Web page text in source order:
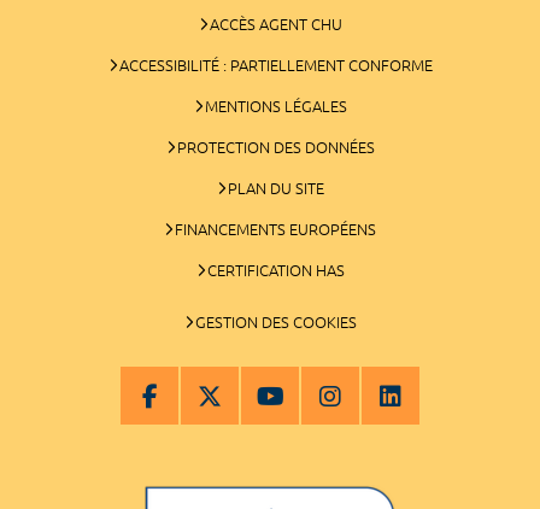
ACCÈS AGENT CHU
ACCESSIBILITÉ : PARTIELLEMENT CONFORME
MENTIONS LÉGALES
PROTECTION DES DONNÉES
PLAN DU SITE
FINANCEMENTS EUROPÉENS
CERTIFICATION HAS
GESTION DES COOKIES